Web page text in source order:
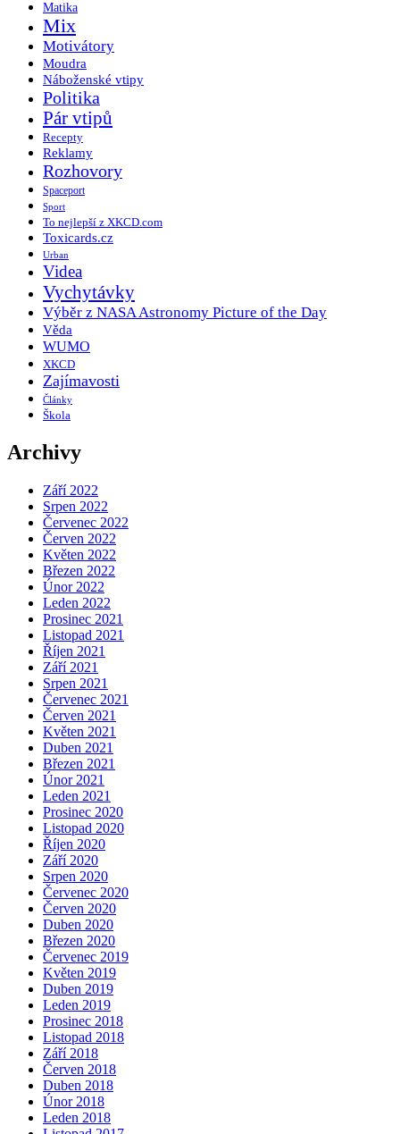
Matika
Mix
Motivátory
Moudra
Náboženské vtipy
Politika
Pár vtipů
Recepty
Reklamy
Rozhovory
Spaceport
Sport
To nejlepší z XKCD.com
Toxicards.cz
Urban
Videa
Vychytávky
Výběr z NASA Astronomy Picture of the Day
Věda
WUMO
XKCD
Zajímavosti
Články
Škola
Archivy
Září 2022
Srpen 2022
Červenec 2022
Červen 2022
Květen 2022
Březen 2022
Únor 2022
Leden 2022
Prosinec 2021
Listopad 2021
Říjen 2021
Září 2021
Srpen 2021
Červenec 2021
Červen 2021
Květen 2021
Duben 2021
Březen 2021
Únor 2021
Leden 2021
Prosinec 2020
Listopad 2020
Říjen 2020
Září 2020
Srpen 2020
Červenec 2020
Červen 2020
Duben 2020
Březen 2020
Červenec 2019
Květen 2019
Duben 2019
Leden 2019
Prosinec 2018
Listopad 2018
Září 2018
Červen 2018
Duben 2018
Únor 2018
Leden 2018